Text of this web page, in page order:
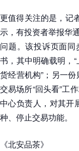
更值得关注的是，记
示，有投资者举报华
问题。该投诉页面
书，其中明确载明，
货经营机构”；另一
交易场所“回头看”工
中心负责人，对其开
种、停止交易功能。
《北安品茶》